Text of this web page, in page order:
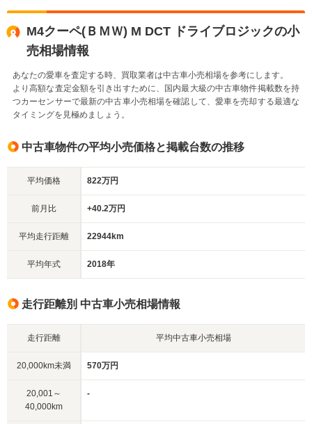
M4クーペ(ＢＭＷ) M DCT ドライブロジックの小
売相場情報
あなたの愛車を査定する時、買取業者は中古車小売相場を参考にします。
より高額な査定金額を引き出すために、国内最大級の中古車物件掲載数を持
つカーセンサーで最新の中古車小売相場を確認して、愛車を売却する最適な
タイミングを見極めましょう。
中古車物件の平均小売価格と掲載台数の推移
平均価格 822万円
前月比 +40.2万円
平均走行距離 22944km
平均年式 2018年
走行距離別 中古車小売相場情報
走行距離 平均中古車小売相場
20,000km未満 570万円
20,001～
40,000km
-